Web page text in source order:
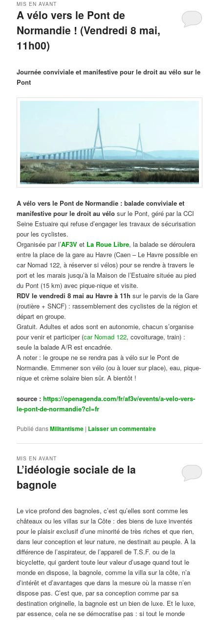
A vélo vers le Pont de
Normandie ! (Vendredi 8 mai,
11h00)
MIS EN AVANT
Journée conviviale et manifestive pour le droit au vélo sur le
Pont
A vélo vers le Pont de Normandie : balade conviviale et
manifestive pour le droit au vélo sur le Pont, géré par la CCI
Seine Estuaire qui refuse d’engager les travaux de sécurisation
pour les cyclistes.
Organisée par l’AF3V et La Roue Libre, la balade se déroulera
entre la place de la gare au Havre (Caen – Le Havre possible en
car Nomad 122, à réserver si vélos) pour se rendre à travers le
port et les marais jusqu’à la Maison de l’Estuaire située au pied
du Pont (15 km) avec pique-nique et visite.
RDV le vendredi 8 mai au Havre à 11h sur le parvis de la Gare
(routière + SNCF) : rassemblement des cyclistes de la région et
départ en groupe.
Gratuit. Adultes et ados sont en autonomie, chacun s’organise
pour venir et participer (car Nomad 122, covoiturage, train) :
seule la balade A/R est encadrée.
A noter : le groupe ne se rendra pas à vélo sur le Pont de
Normandie. Emmener son vélo (ou à louer sur place), eau, pique-
nique et crème solaire bien sûr. A bientôt !
source :https://openagenda.com/fr/af3v/events/a-velo-vers-
le-pont-de-normandie?cl=fr
Publié dansMilitantisme | Laisser un commentaire
L’idéologie sociale de la
bagnole
MIS EN AVANT
Le vice profond des bagnoles, c’est qu’elles sont comme les
châteaux ou les villas sur la Côte : des biens de luxe inventés
pour le plaisir exclusif d’une minorité de très riches et que rien,
dans leur conception et leur nature, ne destinait au peuple. À la
différence de l’aspirateur, de l’appareil de T.S.F. ou de la
bicyclette, qui gardent toute leur valeur d’usage quand tout le
monde en dispose, la bagnole, comme la villa sur la côte, n’a
d’intérêt et d’avantages que dans la mesure où la masse n’en
dispose pas. C’est que, par sa conception comme par sa
destination originelle, la bagnole est un bien de luxe. Et le luxe,
par essence, cela ne se démocratise pas : si tout le monde